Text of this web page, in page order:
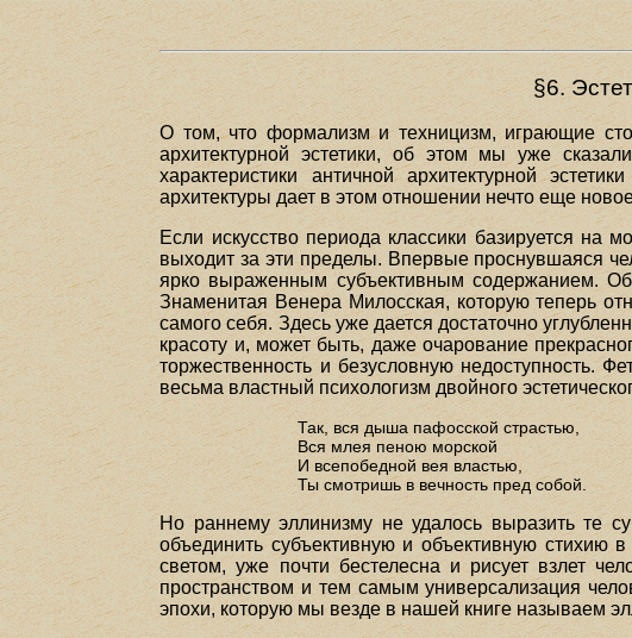
§6.
О том, что формализм и техницизм, играющие
архитектурной эстетики, об этом мы уже
характеристики античной архитектурной
архитектуры дает в этом отношении нечто еще
Если искусство периода классики базируется на
выходит за эти пределы. Впервые проснувшаяся
ярко выраженным субъективным содержанием. Об
Знаменитая Венера Милосская, которую теперь
самого себя. Здесь уже дается достаточно
красоту и, может быть, даже очарование
торжественность и безусловную недоступность.
весьма властный психологизм двойного
Так, вся дыша пафосской страстью,
Вся млея пеною морской
И всепобедной вея властью,
Ты смотришь в вечность пред собой.
Но раннему эллинизму не удалось выразить те
объединить субъективную и объективную стихию
светом, уже почти бестелесна и рисует взлет
пространством и тем самым универсализация
эпохи, которую мы везде в нашей книге называем